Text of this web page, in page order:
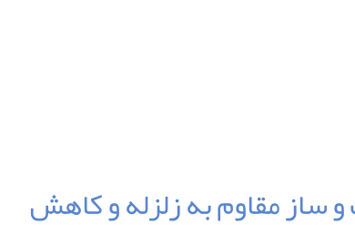
مقاوم به زلزله و کاهش